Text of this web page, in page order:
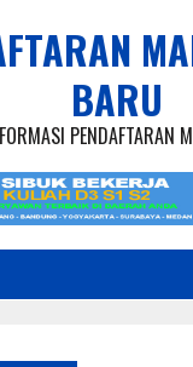
BARU
PENDAFTARAN